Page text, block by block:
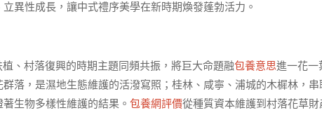
異性成長，讓中式禮序美學在新時期煥發蓬勃活力。
、村落復興的時期主題同頻共振，將巨大命題融包養意思進一花一
落，是濕地生態維護的活潑寫照；桂林、咸寧、浦城的木樨林，串
生物多樣性維護的結果。 包養網評價從種質資本維護到村落花草財